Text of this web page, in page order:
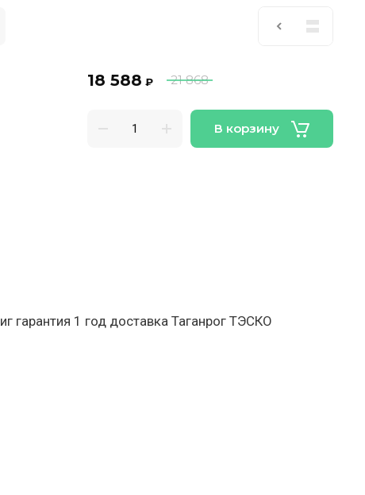
21 868
18 588 ₽
В корзину
гарантия 1 год доставка Таганрог ТЭСКО